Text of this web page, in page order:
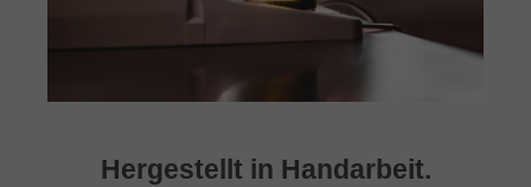
Hergestellt in Handarbeit.